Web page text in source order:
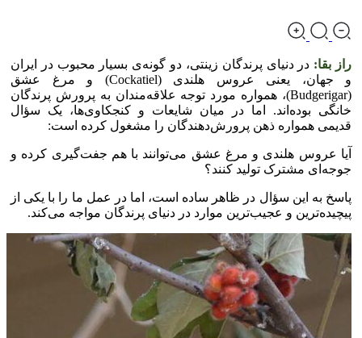
راز بقا: در دنیای پرندگان زینتی، دو گونه‌ی بسیار محبوب در ایران
و جهان، یعنی عروس هلندی (Cockatiel) و مرغ عشق
(Budgerigar)، همواره مورد توجه علاقه‌مندان به پرورش پرندگان
خانگی بوده‌اند. اما در میان شایعات و کنجکاوی‌ها، یک سؤال
قدیمی همواره ذهن پرورش‌دهندگان را مشغول کرده است:
آیا عروس هلندی و مرغ عشق می‌توانند با هم جفت‌گیری کرده و
جوجه‌ای مشترک تولید کنند؟
پاسخ به این سؤال در ظاهر ساده است، اما در عمل ما را با یکی از
پیچیده‌ترین و عجیب‌ترین موارد در دنیای پرندگان مواجه می‌کند.